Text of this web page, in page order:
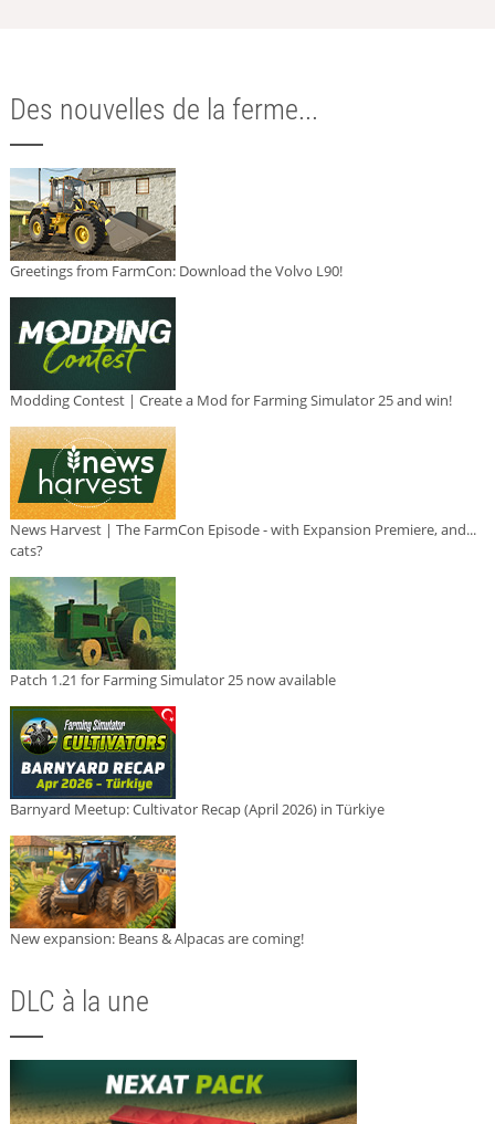
Des nouvelles de la ferme...
Greetings from FarmCon: Download the Volvo L90!
Modding Contest | Create a Mod for Farming Simulator 25 and win!
News Harvest | The FarmCon Episode - with Expansion Premiere, and...
cats?
Patch 1.21 for Farming Simulator 25 now available
Barnyard Meetup: Cultivator Recap (April 2026) in Türkiye
New expansion: Beans & Alpacas are coming!
DLC à la une